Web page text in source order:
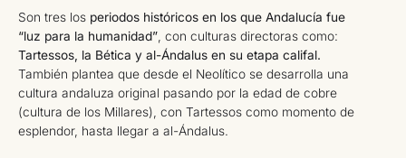
Son tres los periodos históricos en los que Andalucía fue
“luz para la humanidad” , con culturas directoras como:
Tartessos, la Bética y al-Ándalus en su etapa califal.
También plantea que desde el Neolítico se desarrolla una
cultura andaluza original pasando por la edad de cobre
(cultura de los Millares), con Tartessos como momento de
esplendor, hasta llegar a al-Ándalus.